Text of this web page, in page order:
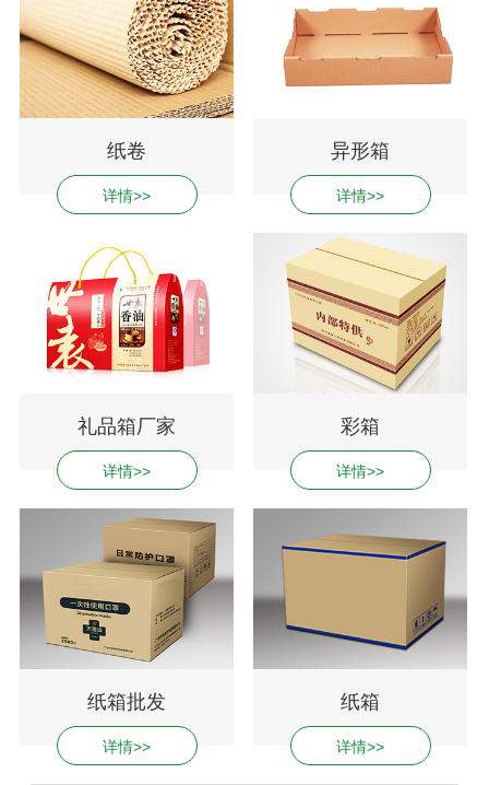
纸卷
详情>>
异形箱
详情>>
礼品箱厂家
详情>>
彩箱
详情>>
纸箱批发
详情>>
纸箱
详情>>